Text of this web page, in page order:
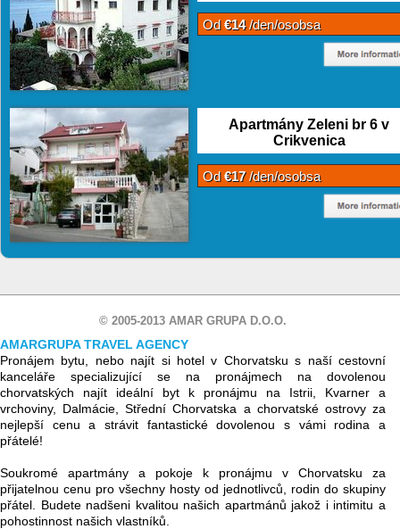
Od€14/den/osobsa
Apartmány Zeleni br 6 v
Crikvenica
Od€17/den/osobsa
© 2005-2013 AMAR GRUPA D.O.O.
AMARGRUPA TRAVEL AGENCY
Pronájem bytu, nebo najít si hotel v Chorvatsku s naší cestovní
kanceláře specializující se na pronájmech na dovolenou
chorvatských najít ideální byt k pronájmu na Istrii, Kvarner a
vrchoviny, Dalmácie, Střední Chorvatska a chorvatské ostrovy za
nejlepší cenu a strávit fantastické dovolenou s vámi rodina a
přátelé!
Soukromé apartmány a pokoje k pronájmu v Chorvatsku za
přijatelnou cenu pro všechny hosty od jednotlivců, rodin do skupiny
přátel. Budete nadšeni kvalitou našich apartmánů jakož i intimitu a
pohostinnost našich vlastníků.